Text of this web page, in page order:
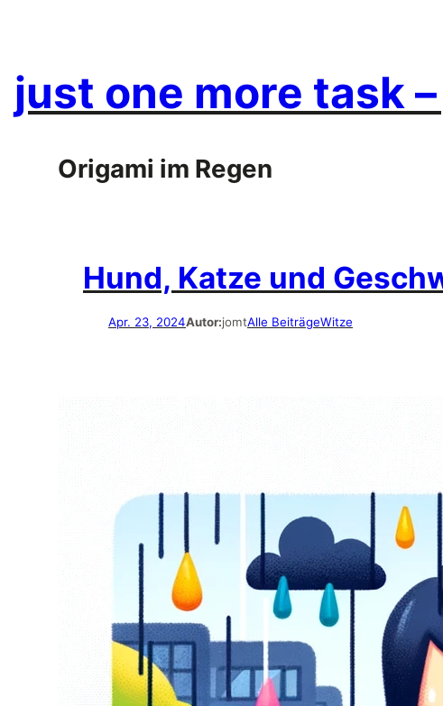
just one more task
Origami im Regen
Hund, Katze und
Apr. 23, 2024Autor:jomtAlle BeiträgeWitze